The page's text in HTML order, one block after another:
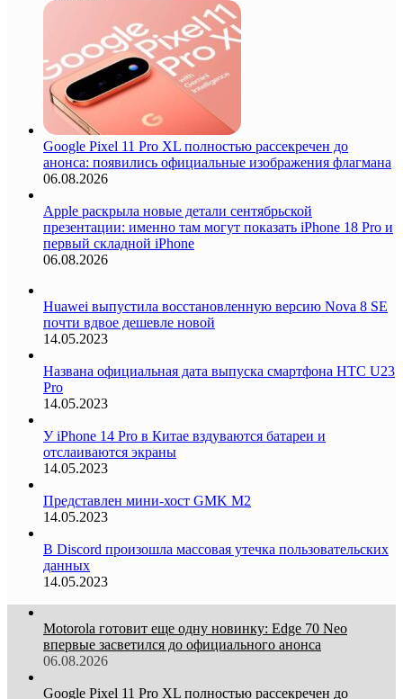
Google Pixel 11 Pro XL полностью рассекречен до
анонса: появились официальные изображения флагмана
06.08.2026
Apple раскрыла новые детали сентябрьской
презентации: именно там могут показать iPhone 18 Pro и
первый складной iPhone
06.08.2026
Huawei выпустила восстановленную версию Nova 8 SE
почти вдвое дешевле новой
14.05.2023
Названа официальная дата выпуска смартфона HTC U23
Pro
14.05.2023
У iPhone 14 Pro в Китае вздуваются батареи и
отслаиваются экраны
14.05.2023
Представлен мини-хост GMK M2
14.05.2023
В Discord произошла массовая утечка пользовательских
данных
14.05.2023
Motorola готовит еще одну новинку: Edge 70 Neo
впервые засветился до официального анонса
06.08.2026
Google Pixel 11 Pro XL полностью рассекречен до